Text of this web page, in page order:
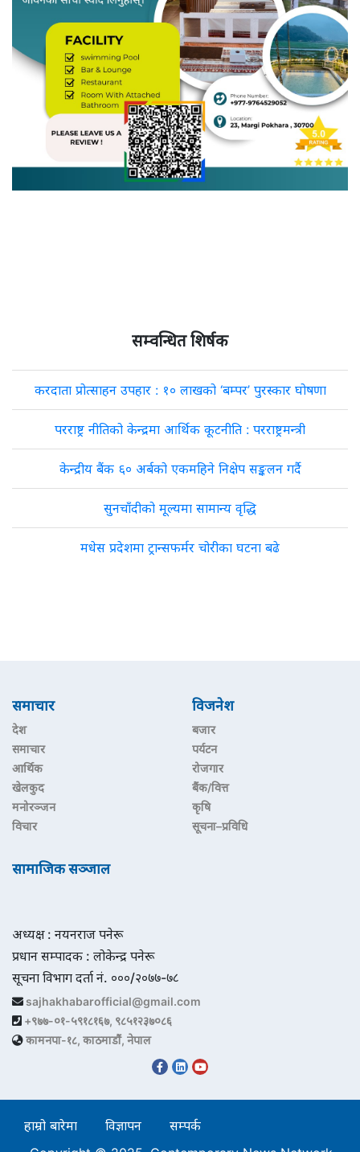
सम्वन्धित शिर्षक
करदाता प्रोत्साहन उपहार : १० लाखको ‘बम्पर’ पुरस्कार घोषणा
परराष्ट्र नीतिको केन्द्रमा आर्थिक कूटनीति : परराष्ट्रमन्त्री
केन्द्रीय बैंक ६० अर्बको एकमहिने निक्षेप सङ्कलन गर्दै
सुनचाँदीको मूल्यमा सामान्य वृद्धि
मधेस प्रदेशमा ट्रान्सफर्मर चोरीका घटना बढे
समाचार
देश
समाचार
आर्थिक
खेलकुद
मनोरञ्जन
विचार
विजनेश
बजार
पर्यटन
रोजगार
बैंक/वित्त
कृषि
सूचना–प्रविधि
सामाजिक सञ्जाल
अध्यक्ष : नयनराज पनेरू
प्रधान सम्पादक : लोकेन्द्र पनेरू
सूचना विभाग दर्ता नं. ०००/२०७७-७८
sajhakhabarofficial@gmail.com
+९७७-०१-५९१८१६७, ९८५१२३७०८६
कामनपा-१८, काठमाडौं, नेपाल
हाम्रो बारेमा विज्ञापन
सम्पर्क